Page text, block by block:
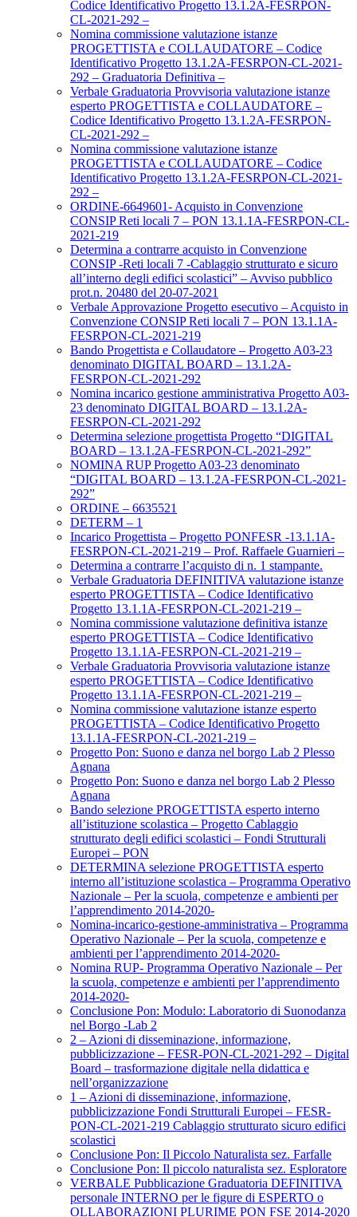
Codice Identificativo Progetto 13.1.2A-FESRPON-
CL-2021-292 –
Nomina commissione valutazione istanze
PROGETTISTA e COLLAUDATORE – Codice
Identificativo Progetto 13.1.2A-FESRPON-CL-2021-
292 – Graduatoria Definitiva –
Verbale Graduatoria Provvisoria valutazione istanze
esperto PROGETTISTA e COLLAUDATORE –
Codice Identificativo Progetto 13.1.2A-FESRPON-
CL-2021-292 –
Nomina commissione valutazione istanze
PROGETTISTA e COLLAUDATORE – Codice
Identificativo Progetto 13.1.2A-FESRPON-CL-2021-
292 –
ORDINE-6649601- Acquisto in Convenzione
CONSIP Reti locali 7 – PON 13.1.1A-FESRPON-CL-
2021-219
Determina a contrarre acquisto in Convenzione
CONSIP -Reti locali 7 -Cablaggio strutturato e sicuro
all’interno degli edifici scolastici” – Avviso pubblico
prot.n. 20480 del 20-07-2021
Verbale Approvazione Progetto esecutivo – Acquisto in
Convenzione CONSIP Reti locali 7 – PON 13.1.1A-
FESRPON-CL-2021-219
Bando Progettista e Collaudatore – Progetto A03-23
denominato DIGITAL BOARD – 13.1.2A-
FESRPON-CL-2021-292
Nomina incarico gestione amministrativa Progetto A03-
23 denominato DIGITAL BOARD – 13.1.2A-
FESRPON-CL-2021-292
Determina selezione progettista Progetto “DIGITAL
BOARD – 13.1.2A-FESRPON-CL-2021-292”
NOMINA RUP Progetto A03-23 denominato
“DIGITAL BOARD – 13.1.2A-FESRPON-CL-2021-
292”
ORDINE – 6635521
DETERM – 1
Incarico Progettista – Progetto PONFESR -13.1.1A-
FESRPON-CL-2021-219 – Prof. Raffaele Guarnieri –
Determina a contrarre l’acquisto di n. 1 stampante.
Verbale Graduatoria DEFINITIVA valutazione istanze
esperto PROGETTISTA – Codice Identificativo
Progetto 13.1.1A-FESRPON-CL-2021-219 –
Nomina commissione valutazione definitiva istanze
esperto PROGETTISTA – Codice Identificativo
Progetto 13.1.1A-FESRPON-CL-2021-219 –
Verbale Graduatoria Provvisoria valutazione istanze
esperto PROGETTISTA – Codice Identificativo
Progetto 13.1.1A-FESRPON-CL-2021-219 –
Nomina commissione valutazione istanze esperto
PROGETTISTA – Codice Identificativo Progetto
13.1.1A-FESRPON-CL-2021-219 –
Progetto Pon: Suono e danza nel borgo Lab 2 Plesso
Agnana
Progetto Pon: Suono e danza nel borgo Lab 2 Plesso
Agnana
Bando selezione PROGETTISTA esperto interno
all’istituzione scolastica – Progetto Cablaggio
strutturato degli edifici scolastici – Fondi Strutturali
Europei – PON
DETERMINA selezione PROGETTISTA esperto
interno all’istituzione scolastica – Programma Operativo
Nazionale – Per la scuola, competenze e ambienti per
l’apprendimento 2014-2020-
Nomina-incarico-gestione-amministrativa – Programma
Operativo Nazionale – Per la scuola, competenze e
ambienti per l’apprendimento 2014-2020-
Nomina RUP- Programma Operativo Nazionale – Per
la scuola, competenze e ambienti per l’apprendimento
2014-2020-
Conclusione Pon: Modulo: Laboratorio di Suonodanza
nel Borgo -Lab 2
2 – Azioni di disseminazione, informazione,
pubblicizzazione – FESR-PON-CL-2021-292 – Digital
Board – trasformazione digitale nella didattica e
nell’organizzazione
1 – Azioni di disseminazione, informazione,
pubblicizzazione Fondi Strutturali Europei – FESR-
PON-CL-2021-219 Cablaggio strutturato sicuro edifici
scolastici
Conclusione Pon: Il Piccolo Naturalista sez. Farfalle
Conclusione Pon: Il piccolo naturalista sez. Esploratore
VERBALE Pubblicazione Graduatoria DEFINITIVA
personale INTERNO per le figure di ESPERTO o
OLLABORAZIONI PLURIME PON FSE 2014-2020